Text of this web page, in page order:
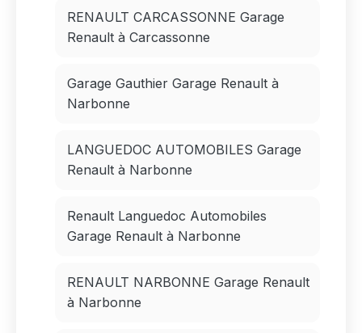
RENAULT CARCASSONNE Garage
Renault à Carcassonne
Garage Gauthier Garage Renault à
Narbonne
LANGUEDOC AUTOMOBILES Garage
Renault à Narbonne
Renault Languedoc Automobiles
Garage Renault à Narbonne
RENAULT NARBONNE Garage Renault
à Narbonne